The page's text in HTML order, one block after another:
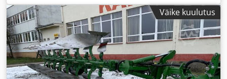
Väike kuulutus